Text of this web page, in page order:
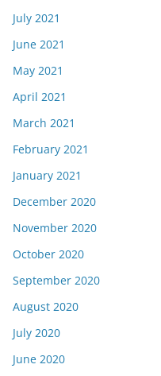
July 2021
June 2021
May 2021
April 2021
March 2021
February 2021
January 2021
December 2020
November 2020
October 2020
September 2020
August 2020
July 2020
June 2020